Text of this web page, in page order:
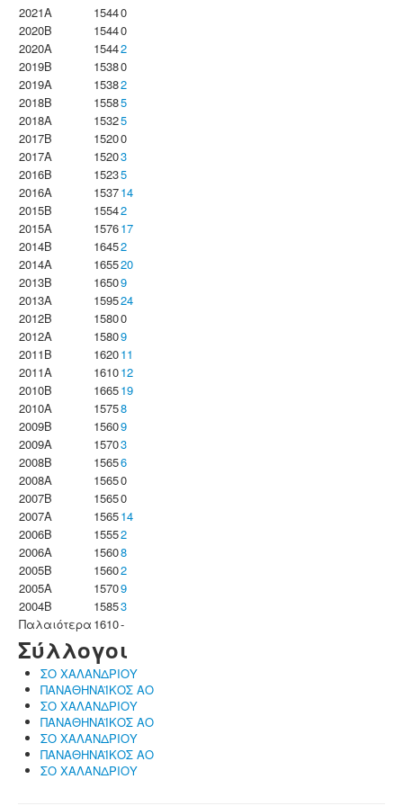
2021A
15440
2020B
15440
2020A
15442
2019B
15380
2019A
15382
2018B
15585
2018A
15325
2017B
15200
2017A
15203
2016B
15235
2016A
153714
2015B
15542
2015A
157617
2014B
16452
2014A
165520
2013B
16509
2013A
159524
2012B
15800
2012A
15809
2011B
162011
2011A
161012
2010B
166519
2010A
15758
2009B
15609
2009A
15703
2008B
15656
2008A
15650
2007B
15650
2007A
156514
2006B
15552
2006A
15608
2005B
15602
2005A
15709
2004B
15853
Παλαιότερα 1610-
Σύλλογοι
ΣΟ ΧΑΛΑΝΔΡΙΟΥ
ΠΑΝΑΘΗΝΑΪΚΟΣ ΑΟ
ΣΟ ΧΑΛΑΝΔΡΙΟΥ
ΠΑΝΑΘΗΝΑΪΚΟΣ ΑΟ
ΣΟ ΧΑΛΑΝΔΡΙΟΥ
ΠΑΝΑΘΗΝΑΪΚΟΣ ΑΟ
ΣΟ ΧΑΛΑΝΔΡΙΟΥ